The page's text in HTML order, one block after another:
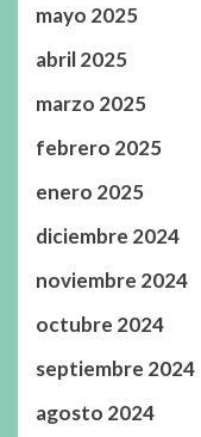
mayo 2025
abril 2025
marzo 2025
febrero 2025
enero 2025
diciembre 2024
noviembre 2024
octubre 2024
septiembre 2024
agosto 2024